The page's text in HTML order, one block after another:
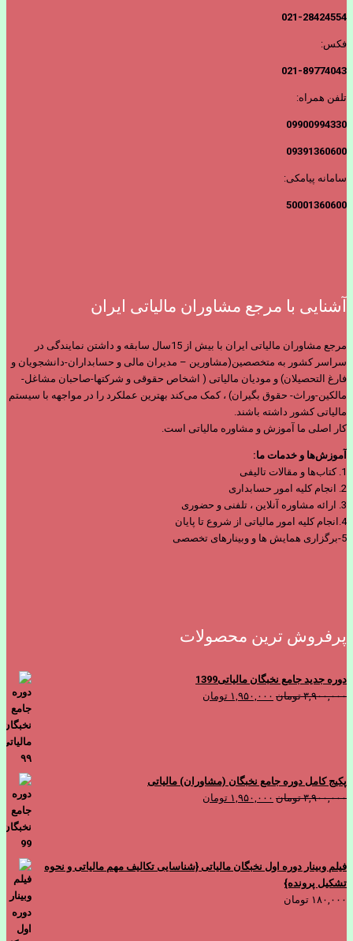
021-28424554
فکس:
021-89774043
تلفن همراه:
09900994330
09391360600
سامانه پیامکی:
50001360600
آشنایی با مرجع مشاوران مالیاتی ایران
مرجع مشاوران مالیاتی ایران با بیش از 15سال سابقه و داشتن نمایندگی در
سراسر کشور به متخصصین(مشاورین – مدیران مالی و حسابداران-دانشجویان و
فارغ التحصیلان) و مودیان مالیاتی ( اشخاص حقوقی و شرکتها-صاحبان مشاغل-
مالکین-وراث- حقوق بگیران) ، کمک می‌کند بهترین عملکرد را در مواجهه با سیستم
مالیاتی کشور داشته باشند.
کار اصلی ما آموزش و مشاوره مالیاتی است.
آموزش‌ها و خدمات ما:
1. کتاب‌ها و مقالات تالیفی
2. انجام کلیه امور حسابداری
3. ارائه مشاوره آنلاین ، تلفنی و حضوری
4.انجام کلیه امور مالیاتی از شروع تا پایان
5-برگزاری همایش ها و وبینارهای تخصصی
پرفروش ترین محصولات
دوره جدید جامع نخبگان مالیاتی1399
۳,۹۰۰,۰۰۰ تومان قیمت
۱,۹۵۰,۰۰۰ تومان
پکیج کامل دوره جامع نخبگان (مشاوران) مالیاتی
۳,۹۰۰,۰۰۰ تومان قیمت
۱,۹۵۰,۰۰۰ تومان
فیلم وبینار دوره اول نخبگان مالیاتی {شناسایی تکالیف مهم مالیاتی و نحوه
تشکیل پرونده}
۱۸۰,۰۰۰ تومان